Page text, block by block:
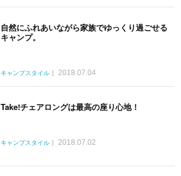
自然にふれあいながら家族でゆっくり過ごせる
キャンプ。
キャンプスタイル 2018.07.04
Take!チェアロングは最高の座り心地！
キャンプスタイル 2018.07.02